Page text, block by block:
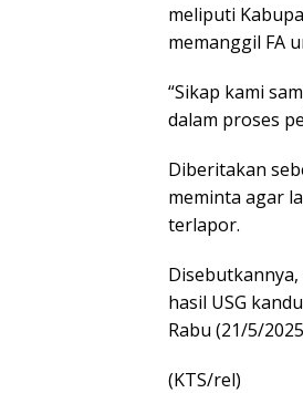
meliputi
memanggil FA
“Sikap kami
dalam proses
Diberitakan
meminta agar
terlapor.
hasil USG
Rabu (21/5/
(KTS/rel)